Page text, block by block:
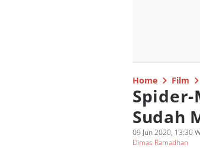
Home Film
Spider-
Sudah
09 Jun 2020, 13:30
Dimas Ramadhan